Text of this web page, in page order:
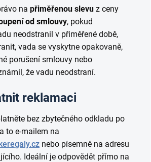
na přiměřenou slevu z ceny
od smlouvy, pokud
neodstranil v přiměřené době,
vada se vyskytne opakovaně,
porušení smlouvy nebo
že vadu neodstraní.
reklamaci
bez zbytečného odkladu po
to e-mailem na
nebo písemně na adresu
Ideální je odpovědět přímo na